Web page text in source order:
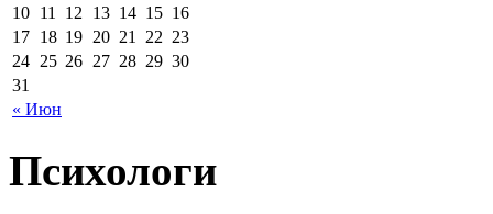
« Июн
10 11 12 13 14 15 16
17 18 19 20 21 22 23
24 25 26 27 28 29 30
31
Психологи